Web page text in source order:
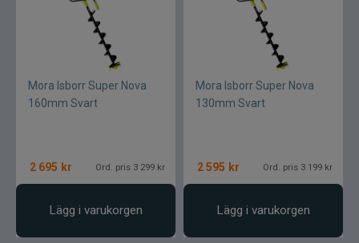
Mora Isborr Super Nova
160mm Svart
2 695 kr Ord. pris 3 299 kr
Lägg i varukorgen
Mora Isborr Super Nova
130mm Svart
2 595 kr Ord. pris 3 199 kr
Lägg i varukorgen